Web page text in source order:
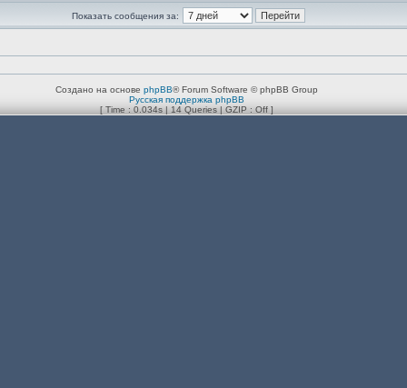
Показать сообщения за:
Создано на основе phpBB® Forum Software © phpBB Group
Русская поддержка phpBB
[ Time : 0.034s | 14 Queries | GZIP : Off ]